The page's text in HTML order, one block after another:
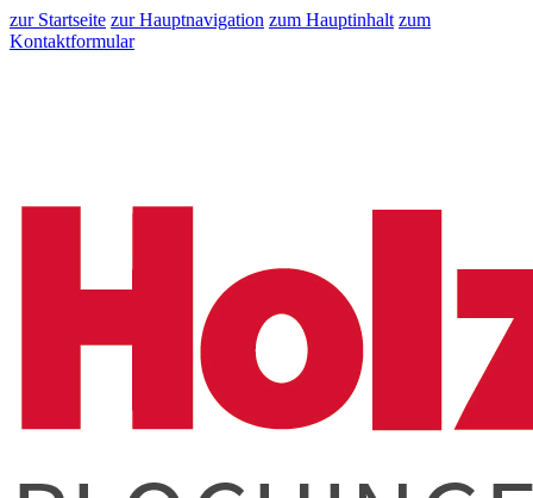
zur Startseite zur Hauptnavigation zum Hauptinhalt zum
Kontaktformular